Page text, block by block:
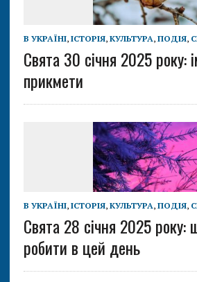
В УКРАЇНІ, ІСТОРІЯ, КУЛЬТУРА, ПОДІЯ,
Свята 30 січня 2025 року:
прикмети
В УКРАЇНІ, ІСТОРІЯ, КУЛЬТУРА, ПОДІЯ,
Свята 28 січня 2025
робити в цей день